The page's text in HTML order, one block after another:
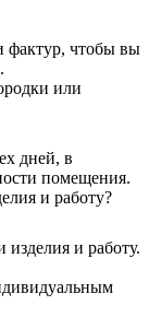
фактур, чтобы вы
или
дней, в
помещения.
и работу?
и работу.